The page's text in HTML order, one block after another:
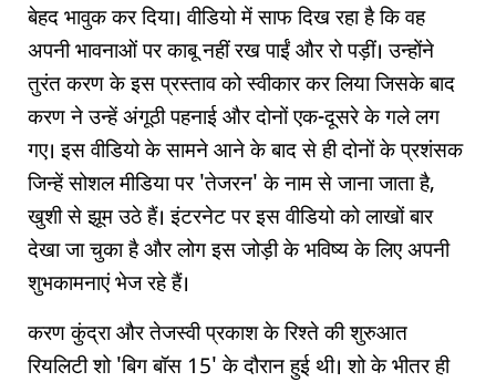
बेहद भावुक कर दिया। वीडियो में साफ दिख रहा है कि वह
अपनी भावनाओं पर काबू नहीं रख पाईं और रो पड़ीं। उन्होंने
तुरंत करण के इस प्रस्ताव को स्वीकार कर लिया जिसके बाद
करण ने उन्हें अंगूठी पहनाई और दोनों एक-दूसरे के गले लग
गए। इस वीडियो के सामने आने के बाद से ही दोनों के प्रशंसक
जिन्हें सोशल मीडिया पर 'तेजरन' के नाम से जाना जाता है,
खुशी से झूम उठे हैं। इंटरनेट पर इस वीडियो को लाखों बार
देखा जा चुका है और लोग इस जोड़ी के भविष्य के लिए अपनी
शुभकामनाएं भेज रहे हैं।
करण कुंद्रा और तेजस्वी प्रकाश के रिश्ते की शुरुआत
रियलिटी शो 'बिग बॉस 15' के दौरान हुई थी। शो के भीतर ही